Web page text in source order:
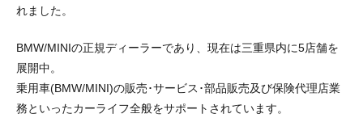
れました。
BMW/MINIの正規ディーラーであり、現在は三重県内に5店舗を
展開中。
乗用車(BMW/MINI)の販売･サービス･部品販売及び保険代理店業
務といったカーライフ全般をサポートされています。